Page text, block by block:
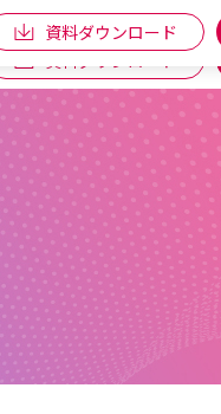
企業情報 IR情報
資料ダウンロード
資料ダウンロード